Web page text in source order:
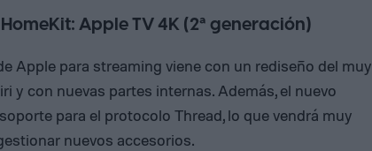
Apple TV 4K (2ª generación)
Apple para streaming viene con un rediseño del muy
y con nuevas partes internas. Además, el nuevo
para el protocolo Thread, lo que vendrá muy
nuevos accesorios.